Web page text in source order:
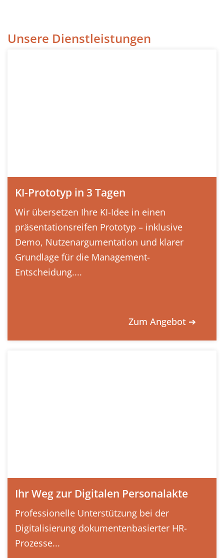
Unsere Dienstleistungen
KI-Prototyp in 3 Tagen
Wir übersetzen Ihre KI-Idee in einen
präsentationsreifen Prototyp – inklusive
Demo, Nutzenargumentation und klarer
Grundlage für die Management-
Entscheidung....
Zum Angebot ➔
Ihr Weg zur Digitalen Personalakte
Professionelle Unterstützung bei der
Digitalisierung dokumentenbasierter HR-
Prozesse...